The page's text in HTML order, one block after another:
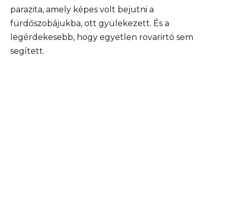
parazita, amely képes volt bejutni a
fürdőszobájukba, ott gyülekezett. És a
legérdekesebb, hogy egyetlen rovarirtó sem
segített.